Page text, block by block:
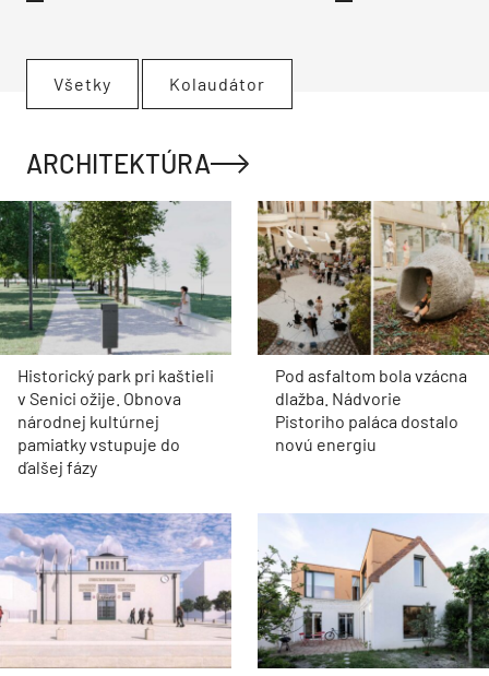
Všetky Kolaudátor
ARCHITEKTÚRA
Historický park pri kaštieli
v Senici ožije. Obnova
národnej kultúrnej
pamiatky vstupuje do
ďalšej fázy
Pod asfaltom bola vzácna
dlažba. Nádvorie
Pistoriho paláca dostalo
novú energiu